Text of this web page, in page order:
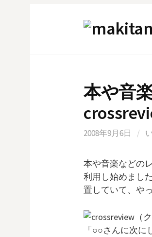
本や音
2008年9月6日 /
本や音楽などの
利用し始めまし
置していて、や
「○○さんに次